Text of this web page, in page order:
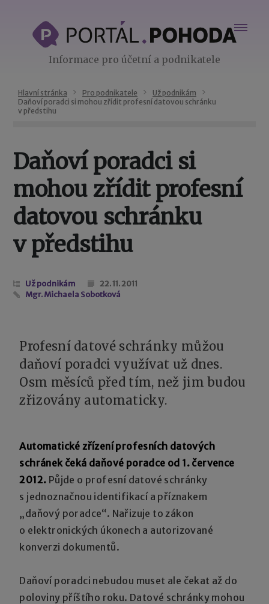
Informace pro účetní a podnikatele
Hlavní stránka Pro podnikatele
Už podnikám
Daňoví poradci si mohou zřídit profesní datovou schránku
v předstihu
Daňoví poradci si
mohou zřídit profesní
datovou schránku
v předstihu
Už podnikám
22. 11. 2011
Mgr. Michaela Sobotková
Profesní datové schránky můžou
daňoví poradci využívat už dnes.
Osm měsíců před tím, než jim budou
zřizovány automaticky.
Automatické zřízení profesních datových
schránek čeká daňové poradce od 1. července
2012. Půjde o profesní datové schránky
s jednoznačnou identifikací a příznakem
„daňový poradce“. Nařizuje to zákon
o elektronických úkonech a autorizované
konverzi dokumentů.
Daňoví poradci nebudou muset ale čekat až do
poloviny příštího roku. Datové schránky mohou